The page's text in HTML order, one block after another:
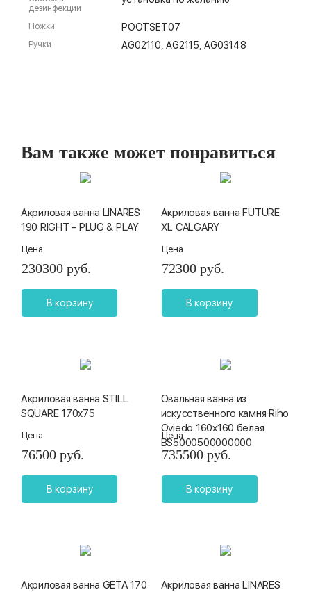
дезинфекции
Ножки POOTSET07
Ручки AG02110, AG2115, AG03148
Вам также может понравиться
Акриловая ванна LINARES
190 RIGHT - PLUG & PLAY
Цена
230300 руб.
В корзину
Акриловая ванна FUTURE
XL CALGARY
Цена
72300 руб.
В корзину
Акриловая ванна STILL
SQUARE 170x75
Цена
76500 руб.
В корзину
Овальная ванна из
искусственного камня Riho
Oviedo 160x160 белая
BS5000500000000
Цена
735500 руб.
В корзину
Акриловая ванна GETA 170
Акриловая ванна LINARES